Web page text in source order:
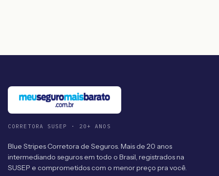
CORRETORA SUSEP · 20+ ANOS
Blue Stripes Corretora de Seguros. Mais de 20 anos
intermediando seguros em todo o Brasil, registrados na
SUSEP e comprometidos com o menor preço pra você.